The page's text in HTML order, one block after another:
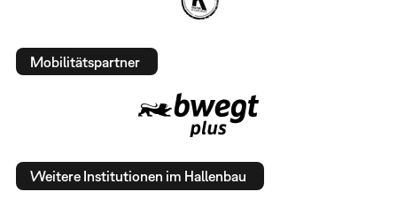
Mobilitätspartner
Weitere Institutionen im Hallenbau